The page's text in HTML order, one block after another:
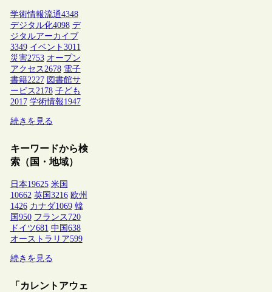
学術情報流通4348
デジタル化4098 デ
ジタルアーカイブ
3349 イベント 3011
災害2753 オープン
アクセス2678 電子
書籍2227 図書館サ
ービス2178 子ども
2017 学術情報1947
続きを見る
キーワードから検
索（国・地域）
日本19625 米国
10662 英国3216 欧州
1426 カナダ1069 韓
国950 フランス 720
ドイツ681 中国638
オーストラリア599
続きを見る
「カレントアウェ